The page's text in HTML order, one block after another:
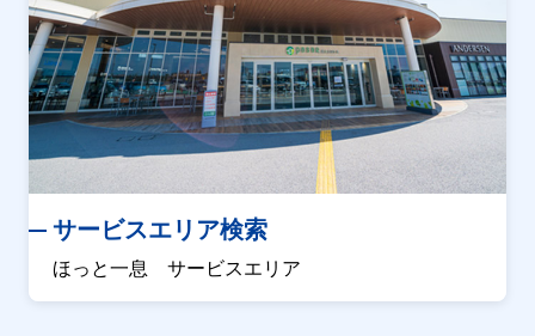
サービスエリア検索
ほっと一息 サービスエリア